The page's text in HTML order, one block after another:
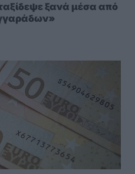
ξανά μέσα από